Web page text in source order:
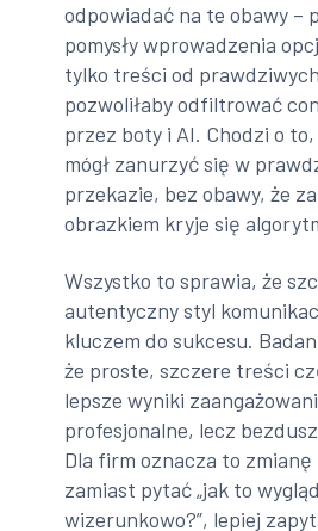
odpowiadać na te obawy –
pomysły wprowadzenia
tylko treści od
pozwoliłaby odfiltrować
przez boty i AI. Chodzi o
mógł zanurzyć się w
przekazie, bez obawy, że
obrazkiem kryje się
Wszystko to sprawia, że
autentyczny styl
kluczem do sukcesu.
że proste, szczere treści
lepsze wyniki
profesjonalne, lecz
Dla firm oznacza to zmianę
zamiast pytać „jak to
wizerunkowo?”, lepiej